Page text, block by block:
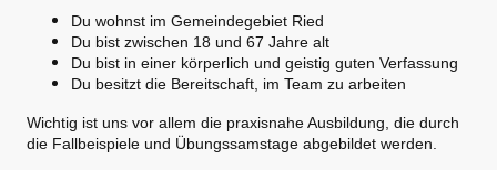
Du wohnst im Gemeindegebiet Ried
Du bist zwischen 18 und 67 Jahre alt
Du bist in einer körperlich und geistig guten Verfassung
Du besitzt die Bereitschaft, im Team zu arbeiten
Wichtig ist uns vor allem die praxisnahe Ausbildung, die durch
die Fallbeispiele und Übungssamstage abgebildet werden.